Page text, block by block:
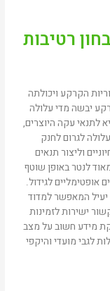
רטיבות
הקרקע ויכולתה
יבשה מדי עלולה
לתנאי עקה היוצרים,
לגרום לחנק
וליצור תנאים
לנטר באופן שוטף
לגידול.
המאפשר למדוד
ישירות לזמינות
מידע חשוב על מצב
לגבי מועדי והיקפי